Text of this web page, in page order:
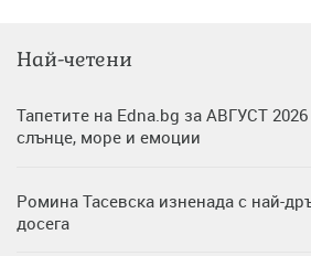
Най-четени
Тапетите на Edna.bg за АВГУСТ
слънце, море и емоции
Ромина Тасевска изненада с най-
досега